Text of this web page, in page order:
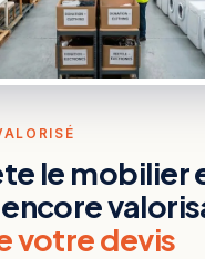
le mobilier
votre devis